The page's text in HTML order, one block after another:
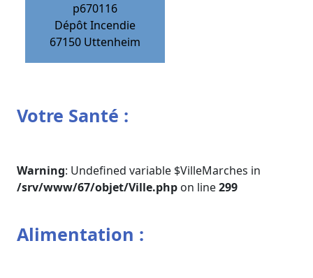
p670116
Dépôt Incendie
67150 Uttenheim
Votre Santé :
Warning: Undefined variable $VilleMarches in
/srv/www/67/objet/Ville.php on line299
Alimentation :